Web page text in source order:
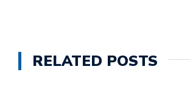
RELATED POSTS